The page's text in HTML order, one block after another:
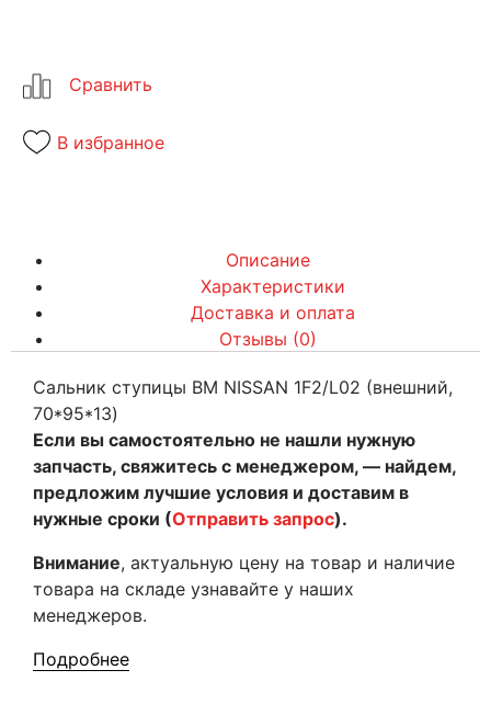
В избранное
Описание
Характеристики
Доставка и оплата
Отзывы (0)
Сальник ступицы ВМ NISSAN 1F2/L02 (внешний,
70*95*13)
Если вы самостоятельно не нашли нужную
запчасть, свяжитесь с менеджером, — найдем,
предложим лучшие условия и доставим в
нужные сроки (Отправить запрос).
Внимание, актуальную цену на товар и наличие
товара на складе узнавайте у наших
менеджеров.
Подробнее